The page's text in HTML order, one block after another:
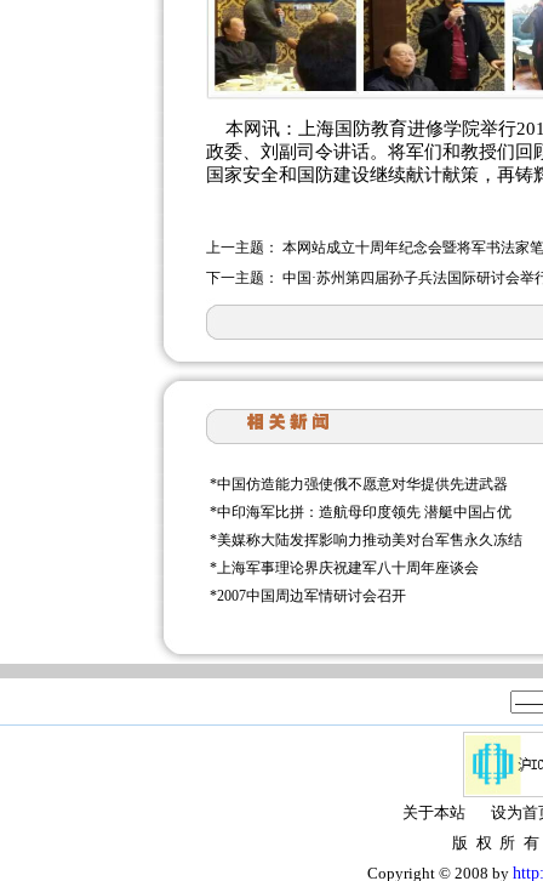
本网讯：上海国防教育进修学院举行
政委、刘副司令讲话。将军们和教授们
国家安全和国防建设继续献计献策，再铸
上一主题： 本网站成立十周年纪念会暨将军书法家
下一主题： 中国·苏州第四届孙子兵法国际研讨会举
*中国仿造能力强使俄不愿意对华提供先进武器
*中印海军比拼：造航母印度领先 潜艇中国占优
*美媒称大陆发挥影响力推动美对台军售永久冻结
*上海军事理论界庆祝建军八十周年座谈会
*2007中国周边军情研讨会召开